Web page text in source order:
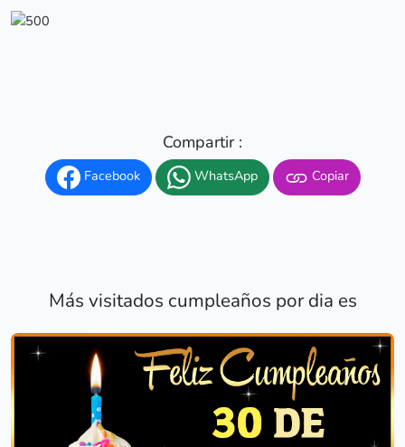
Compartir :
Facebook WhatsApp Copiar
Más visitados cumpleaños por dia es